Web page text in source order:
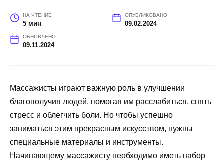
НА ЧТЕНИЕ
5 мин
ОПУБЛИКОВАНО
09.02.2024
ОБНОВЛЕНО
09.11.2024
Массажисты играют важную роль в улучшении
благополучия людей, помогая им расслабиться, снять
стресс и облегчить боли. Но чтобы успешно
заниматься этим прекрасным искусством, нужны
специальные материалы и инструменты.
Начинающему массажисту необходимо иметь набор